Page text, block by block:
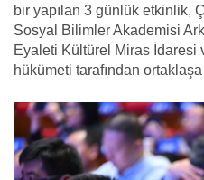
bir yapılan 3 günlük etkinlik,
Sosyal Bilimler Akademisi
Eyaleti Kültürel Miras İdaresi
hükümeti tarafından